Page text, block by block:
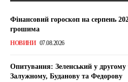
Фінансовий гороскоп на серпень
грошима
НОВИНИ 07.08.2026
Опитування: Зеленський у другому
Залужному, Буданову та Федорову